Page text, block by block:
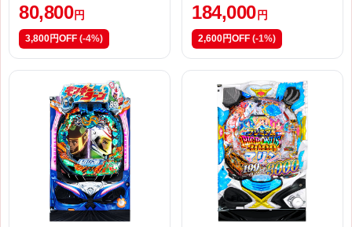
80,800 円
3,800円OFF (-4%)
184,000 円
2,600円OFF (-1%)